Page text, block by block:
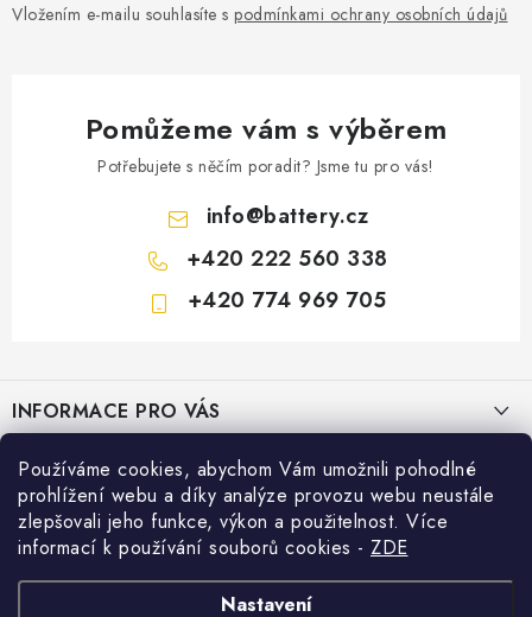
Používáme cookies, abychom Vám umožnili pohodlné
prohlížení webu a díky analýze provozu webu neustále
zlepšovali jeho funkce, výkon a použitelnost. Více
informací k používání souborů cookies - ZDE
Nastavení
Vložením e-mailu souhlasíte s podmínkami ochrany osobních údajů
Pomůžeme vám s výběrem
Potřebujete s něčím poradit? Jsme tu pro vás!
info@battery.cz
+420 222 560 338
+420 774 969 705
pINFORMACE PRO VÁS
KONTAKTY
POŠTOVNÉ A DOPRAVA
KONFIGURÁTOR AUTOBATERIÍ
PRODEJNY BATTERY.CZ
Prodejna Brno - Pražákova ul.
Prodejna Praha - Brožíkova ul.
Konfigurátor AUTOBATERIE
Konfigurátor AUTOBATERIE
Vyhledávání